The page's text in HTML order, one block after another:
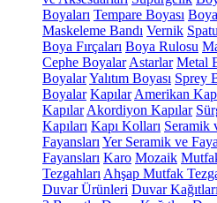
Boyaları Tempare Boyası
Maskeleme Bandı Vernik
Boya Fırçaları Boya Rulosu
Cephe Boyalar Astarlar Metal
BoyalarYalıtım Boyası Sprey
Boyalar Kapılar Amerikan
Kapılar Akordiyon Kapılar
Kapıları Kapı Kolları Seramik
Fayansları Yer Seramik ve
Fayansları Karo Mozaik
Tezgahları Ahşap Mutfak
Duvar Ürünleri Duvar Kağıtları